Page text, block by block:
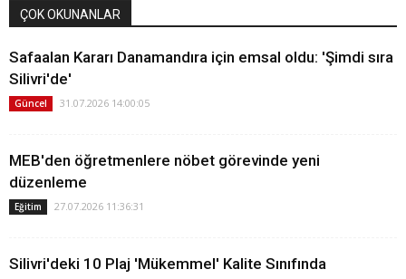
ÇOK OKUNANLAR
Safaalan Kararı Danamandıra için emsal oldu: 'Şimdi sıra
Silivri'de'
Güncel 31.07.2026 14:00:05
MEB'den öğretmenlere nöbet görevinde yeni
düzenleme
Eğitim 27.07.2026 11:36:31
Silivri'deki 10 Plaj 'Mükemmel' Kalite Sınıfında